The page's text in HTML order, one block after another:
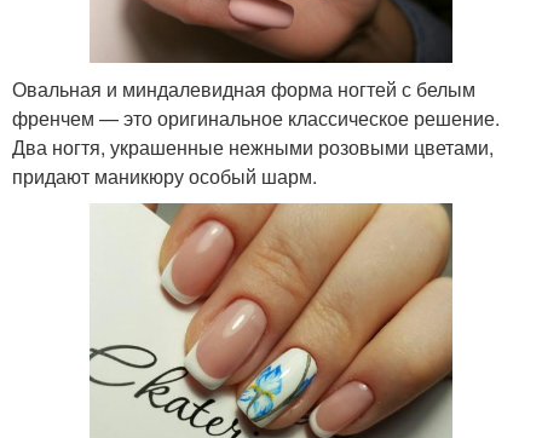
Овальная и миндалевидная форма ногтей с белым
френчем — это оригинальное классическое решение.
Два ногтя, украшенные нежными розовыми цветами,
придают маникюру особый шарм.